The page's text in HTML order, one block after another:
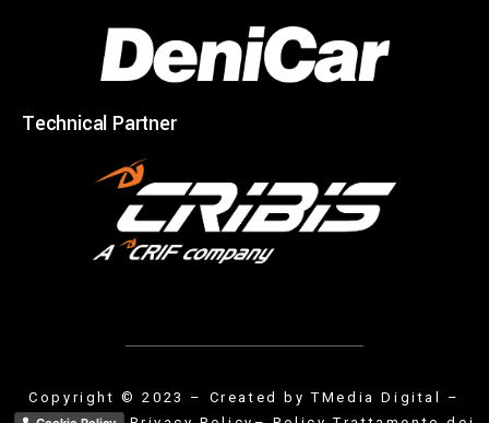
Technical Partner
Copyright © 2023 – Created byTMedia Digital –